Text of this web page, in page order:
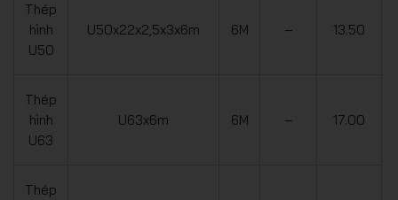
Thép
hình
U50
U50x22x2,5x3x6m 6M – 13.50
Thép
hình
U63
U63x6m 6M – 17.00
Thép